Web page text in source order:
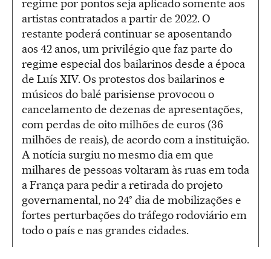
regime por pontos seja aplicado somente aos
artistas contratados a partir de 2022. O
restante poderá continuar se aposentando
aos 42 anos, um privilégio que faz parte do
regime especial dos bailarinos desde a época
de Luís XIV. Os protestos dos bailarinos e
músicos do balé parisiense provocou o
cancelamento de dezenas de apresentações,
com perdas de oito milhões de euros (36
milhões de reais), de acordo com a instituição.
A notícia surgiu no mesmo dia em que
milhares de pessoas voltaram às ruas em toda
a França para pedir a retirada do projeto
governamental, no 24° dia de mobilizações e
fortes perturbações do tráfego rodoviário em
todo o país e nas grandes cidades.